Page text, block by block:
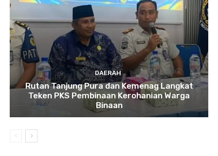
DAERAH
Rutan Tanjung Pura dan Kemenag Langkat
Teken PKS Pembinaan Kerohanian Warga
Binaan